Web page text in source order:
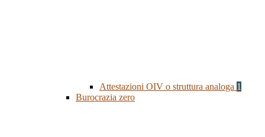
Attestazioni OIV o struttura analoga 1
Burocrazia zero